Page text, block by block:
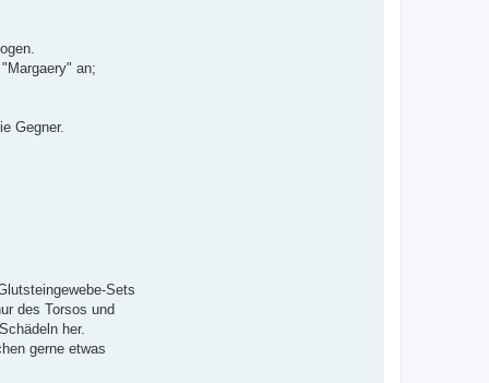
an;
Gegner.
Sets
des Torsos und
her.
gerne etwas